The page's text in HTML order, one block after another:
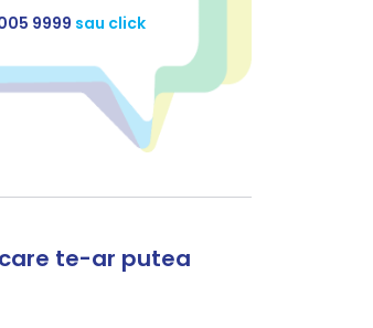
sunt unice pentru
9999 sau click
te-ar putea